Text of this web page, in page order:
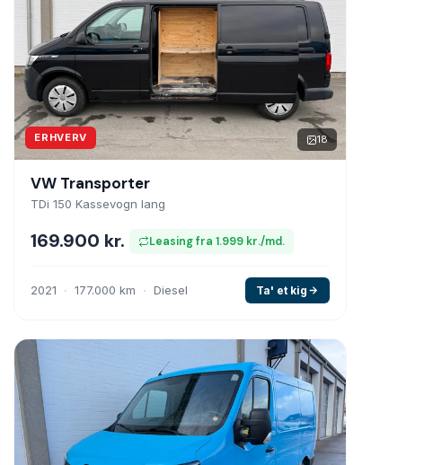
ERHVERV 18
VW Transporter
TDi 150 Kassevogn lang
169.900 kr. Leasing fra 1.999 kr./md.
2021 177.000 km Diesel Ta' et kig